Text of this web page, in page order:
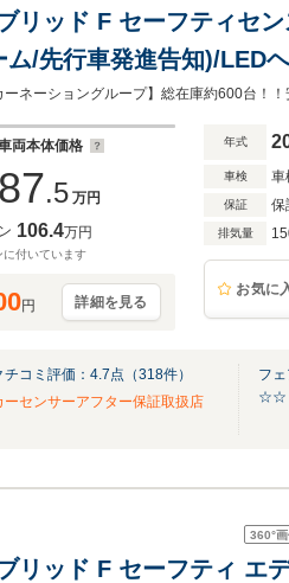
リッド F セーフティセ
ム/先行車発進告知)/LED
テアリングスイッチ/純
カメラ
両本体価格
87.5 万円
106.4万円
に付いています
円 詳細を見る
年式
車検 車
保証 保
排気量
お気に
チコミ評価： 4.7 点（318件）
ーセンサーアフター保証取扱店
フ
☆☆
360°
リッド F セーフティ